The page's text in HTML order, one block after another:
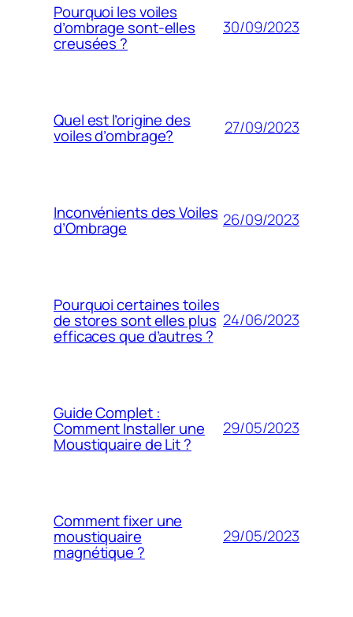
Pourquoi les voiles
d’ombrage sont-elles
creusées ?
30/09/2023
Quel est l’origine des
voiles d’ombrage? 27/09/2023
Inconvénients des Voiles
d’Ombrage 26/09/2023
Pourquoi certaines toiles
de stores sont elles plus
efficaces que d’autres ?
24/06/2023
Guide Complet :
Comment Installer une
Moustiquaire de Lit ?
29/05/2023
Comment fixer une
moustiquaire
magnétique ?
29/05/2023